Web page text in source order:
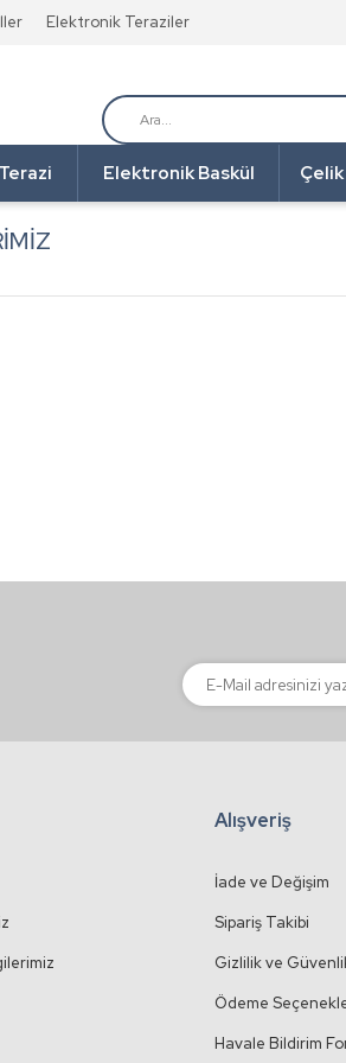
Elektronik Teraziler
Elektronik Baskül Çelik
Alışveriş
İade ve Değişim
Sipariş Takibi
Gizlilik ve
Ödeme
Havale Bildirim